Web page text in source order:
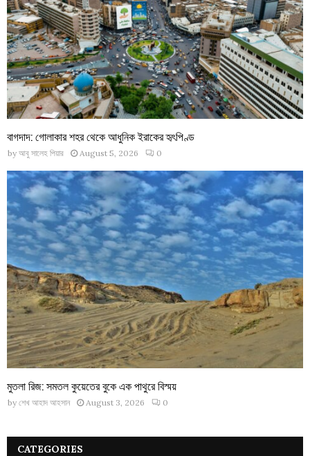
বাগদাদ: গোলাকার শহর থেকে আধুনিক ইরাকের হৃৎপিণ্ড
by আবু সালেহ পিয়ার August 5, 2026 0
মুতলা রিজ: সমতল কুয়েতের বুকে এক পাথুরে বিস্ময়
by শেখ আহাদ আহসান August 3, 2026 0
CATEGORIES